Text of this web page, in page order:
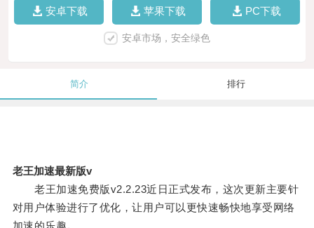
安卓下载 苹果下载 PC下载
安卓市场，安全绿色
简介 排行
老王加速最新版v
老王加速免费版v2.2.23近日正式发布，这次更新主要针
对用户体验进行了优化，让用户可以更快速畅快地享受网络